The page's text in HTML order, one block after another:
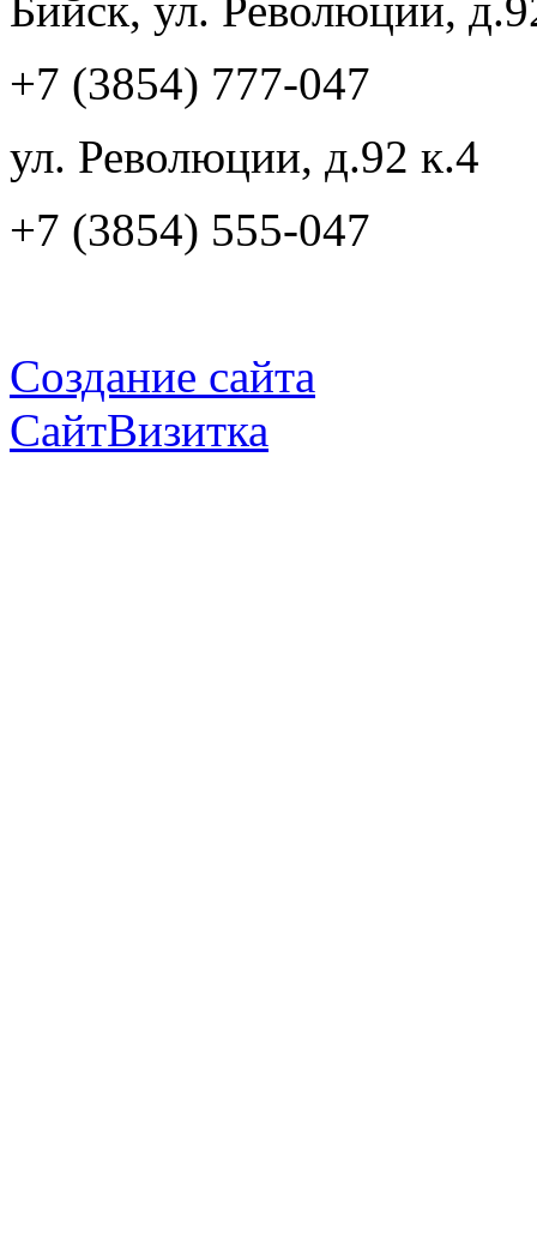
Бийск, ул. Революции,
+7 (3854) 777-047
ул. Революции, д.92 к.4
+7 (3854) 555-047
Создание сайта
СайтВизитка